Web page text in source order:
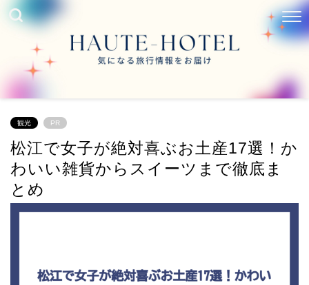
観光 PR
松江で女子が絶対喜ぶお土産17選！か
わいい雑貨からスイーツまで徹底ま
とめ